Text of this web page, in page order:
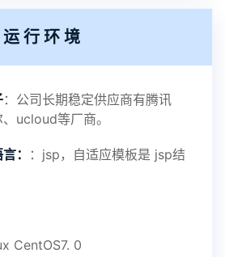
运行环境
：公司长期稳定供应商有腾讯
ucloud等厂商。
：
：jsp，自适应模板是 jsp结
CentOS7. 0